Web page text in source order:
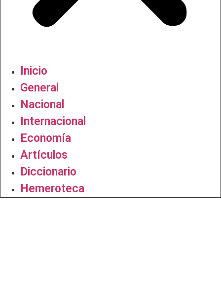
Inicio
General
Nacional
Internacional
Economía
Artículos
Diccionario
Hemeroteca